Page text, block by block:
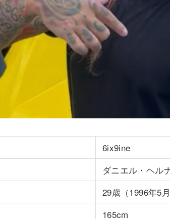
6ix9ine
ダニエル・ヘル
29歳（1996年5
165cm